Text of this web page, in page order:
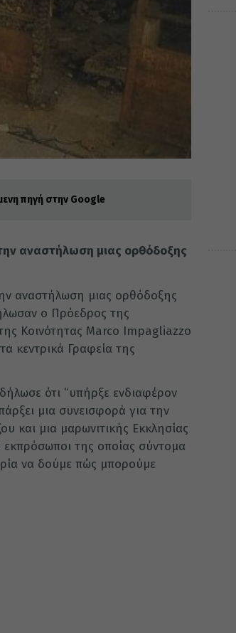
πηγή στην Google
την αναστήλωση μιας ορθόδοξης
αναστήλωση μιας ορθόδοξης
ο Πρόεδρος της
Κοινότητας Marco Impagliazzo
κεντρικά Γραφεία της
ότι “υπήρξε ενδιαφέρον
μια συνεισφορά για την
και μια μαρωνιτικής Εκκλησίας
της οποίας σύντομα
να δούμε πώς μπορούμε